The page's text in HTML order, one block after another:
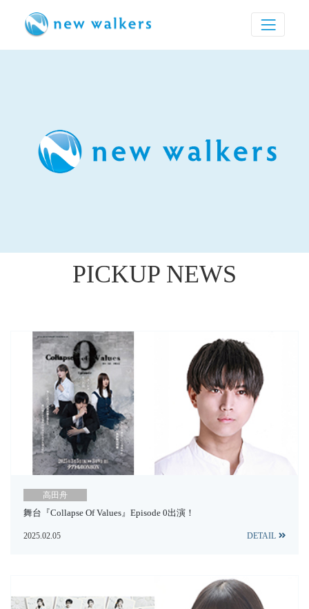
PICKUP NEWS
高田舟
舞台『Collapse Of Values』Episode 0出演！
2025.02.05 DETAIL